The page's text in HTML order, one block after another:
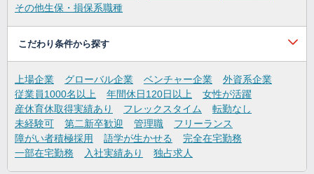
その他生保・損保系職種
こだわり条件から探す
上場企業 グローバル企業 ベンチャー企業
外資系企業
従業員1000名以上
年間休日120日以上
女性が活躍
産休育休取得実績あり
フレックスタイム
転勤なし
未経験可
第二新卒歓迎 管理職
フリーランス
障がい者積極採用
語学が生かせる
完全在宅勤務
一部在宅勤務
入社実績あり 独占求人